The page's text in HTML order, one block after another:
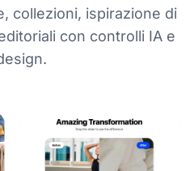
collezioni, ispirazione di
con controlli IA e